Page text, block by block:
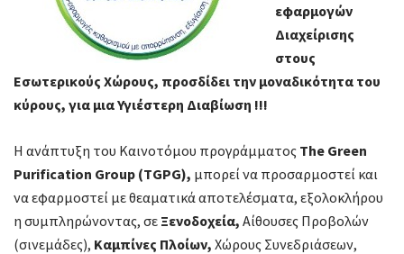
εφαρμογών
Διαχείρισης
στους
Εσωτερικούς Χώρους, προσδίδει την μοναδικότητα του
κύρους, για μια Υγιέστερη Διαβίωση !!!
Η ανάπτυξη του Καινοτόμου προγράμματος The Green
Purification Group (TGPG), μπορεί να προσαρμοστεί και
να εφαρμοστεί με θεαματικά αποτελέσματα, εξολοκλήρου
η συμπληρώνοντας, σε Ξενοδοχεία, Αίθουσες Προβολών
(σινεμάδες), Καμπίνες Πλοίων, Χώρους Συνεδριάσεων,